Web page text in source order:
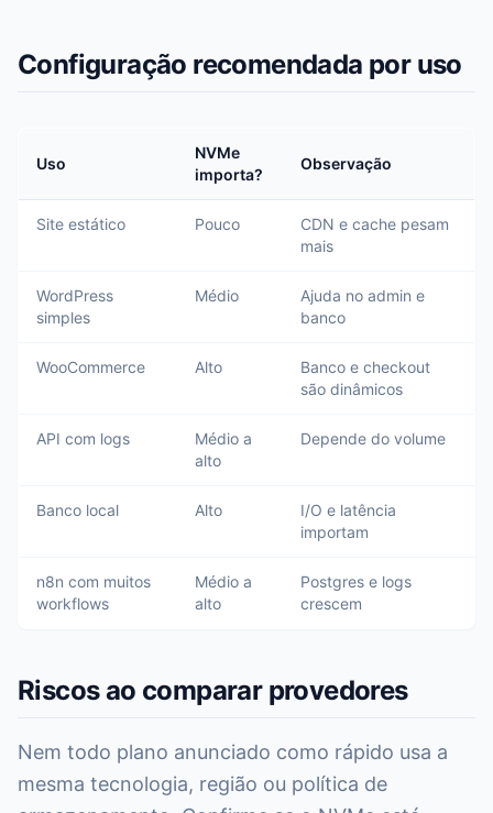
Configuração recomendada por uso
Uso
NVMe
importa?
Observação
Site estático Pouco
CDN e cache pesam
mais
WordPress
simples
Médio
Ajuda no admin e
banco
WooCommerce Alto
Banco e checkout
são dinâmicos
API com logs
Médio a
alto
Depende do volume
Banco local Alto
I/O e latência
importam
n8n com muitos
workflows
Médio a
alto
Postgres e logs
crescem
Riscos ao comparar provedores
Nem todo plano anunciado como rápido usa a
mesma tecnologia, região ou política de